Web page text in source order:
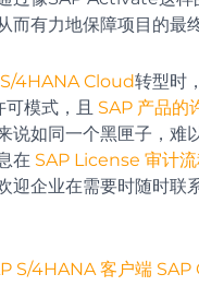
而有力地保障项目的最
4HANA Cloud转型时
模式，且 SAP 产品的
说如同一个黑匣子，难
在 SAP License 审计流
迎企业在需要时随时联
S/4HANA 客户端 SAP